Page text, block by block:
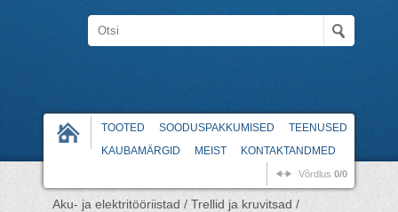
TOOTED SOODUSPAKKUMISED
TEENUSED
KAUBAMÄRGID
MEIST KONTAKTANDMED
Võrdlus 0/0
Aku- ja elektritööriistad / Trellid ja kruvitsad /